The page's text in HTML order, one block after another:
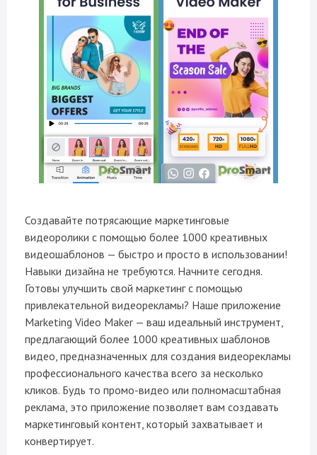
Создавайте потрясающие маркетинговые
видеоролики с помощью более 1000 креативных
видеошаблонов — быстро и просто в использовании!
Навыки дизайна не требуются. Начните сегодня.
Готовы улучшить свой маркетинг с помощью
привлекательной видеорекламы? Наше приложение
Marketing Video Maker — ваш идеальный инструмент,
предлагающий более 1000 креативных шаблонов
видео, предназначенных для создания видеорекламы
профессионального качества всего за несколько
кликов. Будь то промо-видео или полномасштабная
реклама, это приложение позволяет вам создавать
маркетинговый контент, который захватывает и
конвертирует.